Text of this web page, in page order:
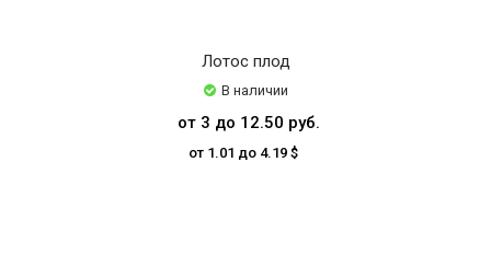
Лотос плод
В наличии
от 3 до 12.50 руб.
от 1.01 до 4.19 $